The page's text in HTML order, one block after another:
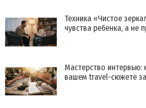
Техника «Чистое
чувства ребенка, а не
Мастерство интервью:
вашем travel-сюжете за